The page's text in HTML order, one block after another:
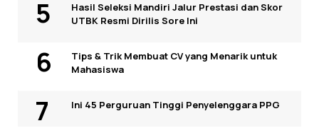
Hasil Seleksi Mandiri Jalur Prestasi dan Skor
UTBK Resmi Dirilis Sore Ini
Tips & Trik Membuat CV yang Menarik untuk
Mahasiswa
Ini 45 Perguruan Tinggi Penyelenggara PPG